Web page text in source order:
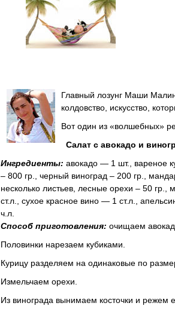
Главный лозунг Маши
колдовство, искусство,
Вот один из «волшебных»
Салат с авокадо и
Ингредиенты: авокадо — 1 шт., вареное
– 800 гр., черный виноград – 200 гр.,
несколько листьев, лесные орехи – 50
ст.л., сухое красное вино — 1 ст.л.,
ч.л.
Способ приготовления: очищаем
Половинки нарезаем кубиками.
Курицу разделяем на одинаковые по
Измельчаем орехи.
Из винограда вынимаем косточки и режем